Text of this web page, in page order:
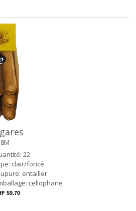
22
clair/foncé
entailler
cellophane
59.70